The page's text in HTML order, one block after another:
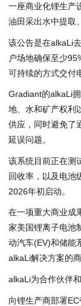
一座商业化锂生产
油田采出水中提取
该公告是在alkaLi
户场地确保至少
可持续的方式交付
Gradiant的alkaLi
地、水和矿产权利
供应，同时避免了
延误问题。
该系统目前正在测
回收率，以及电池
2026年初启动。
在一项重大商业成
家美国锂离子电池
动汽车(EV)和储能
alkaLi解决方案的商
alkaLi为合作伙伴
向锂生产商部署